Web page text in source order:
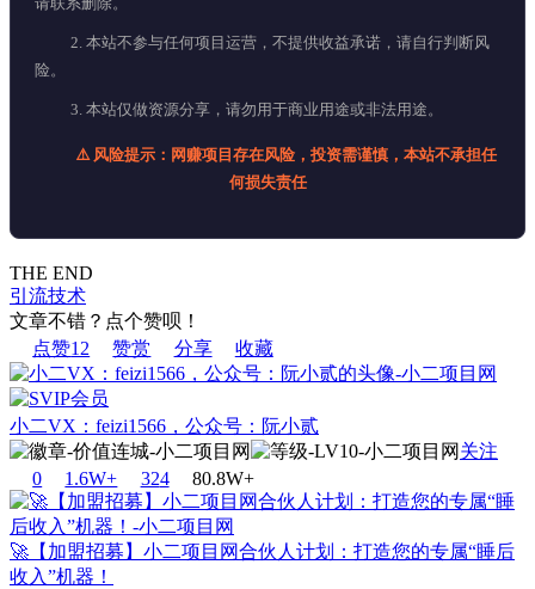
2. 本站不参与任何项目运营，不提供收益承诺，请自行判断风
险。
3. 本站仅做资源分享，请勿用于商业用途或非法用途。
⚠️ 风险提示：网赚项目存在风险，投资需谨慎，本站不承担任
何损失责任
THE END
引流技术
文章不错？点个赞呗！
点赞12 赞赏 分享 收藏
小二VX：feizi1566，公众号：阮小贰
关注
0
1.6W+ 324 80.8W+
🚀【加盟招募】小二项目网合伙人计划：打造您的专属“睡后
收入”机器！